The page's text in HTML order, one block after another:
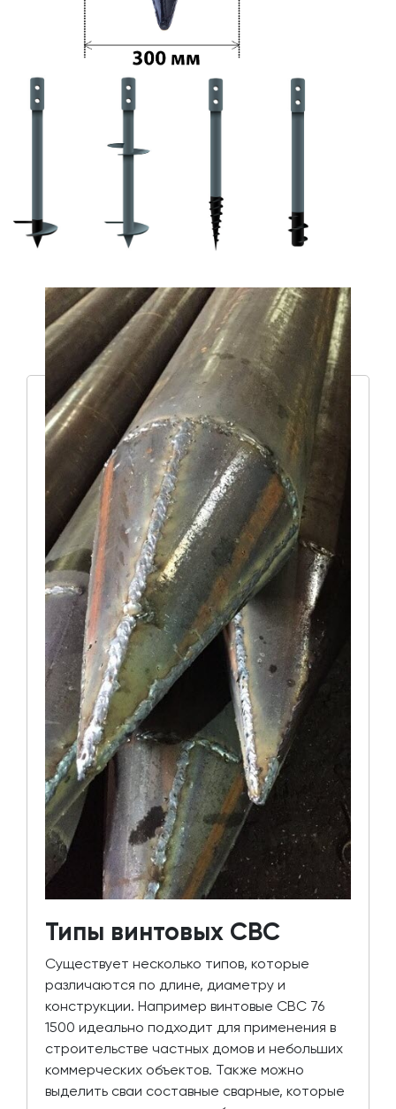
Типы винтовых СВС
Существует несколько типов, которые
различаются по длине, диаметру и
конструкции. Например винтовые СВС 76
1500 идеально подходит для применения в
строительстве частных домов и небольших
коммерческих объектов. Также можно
выделить сваи составные сварные, которые